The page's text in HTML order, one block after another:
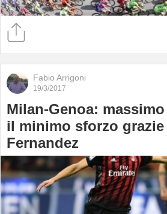
Fabio Arrigoni
19/3/2017
Milan-Genoa:
il minimo sforzo grazie
Fernandez